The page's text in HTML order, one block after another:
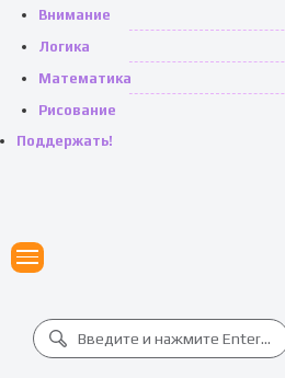
Внимание
Логика
Математика
Рисование
Поддержать!